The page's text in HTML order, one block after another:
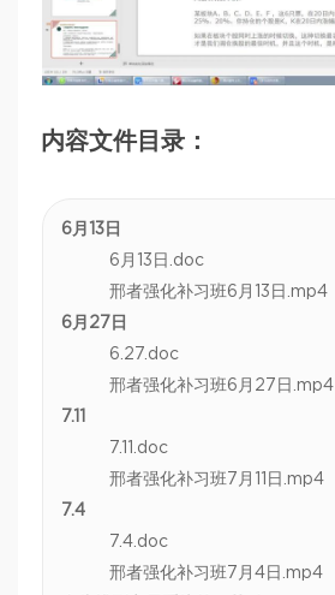
内容文件目录：
6月13日
6月13日.doc
邢者强化补习班6月13日.mp4
6月27日
6.27.doc
邢者强化补习班6月27日.mp4
7.11
7.11.doc
邢者强化补习班7月11日.mp4
7.4
7.4.doc
邢者强化补习班7月4日.mp4